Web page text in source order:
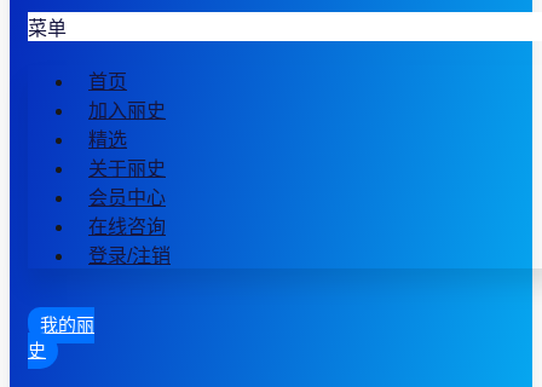
菜单
首页
加入丽史
精选
关于丽史
会员中心
在线咨询
登录/注销
我的丽
史